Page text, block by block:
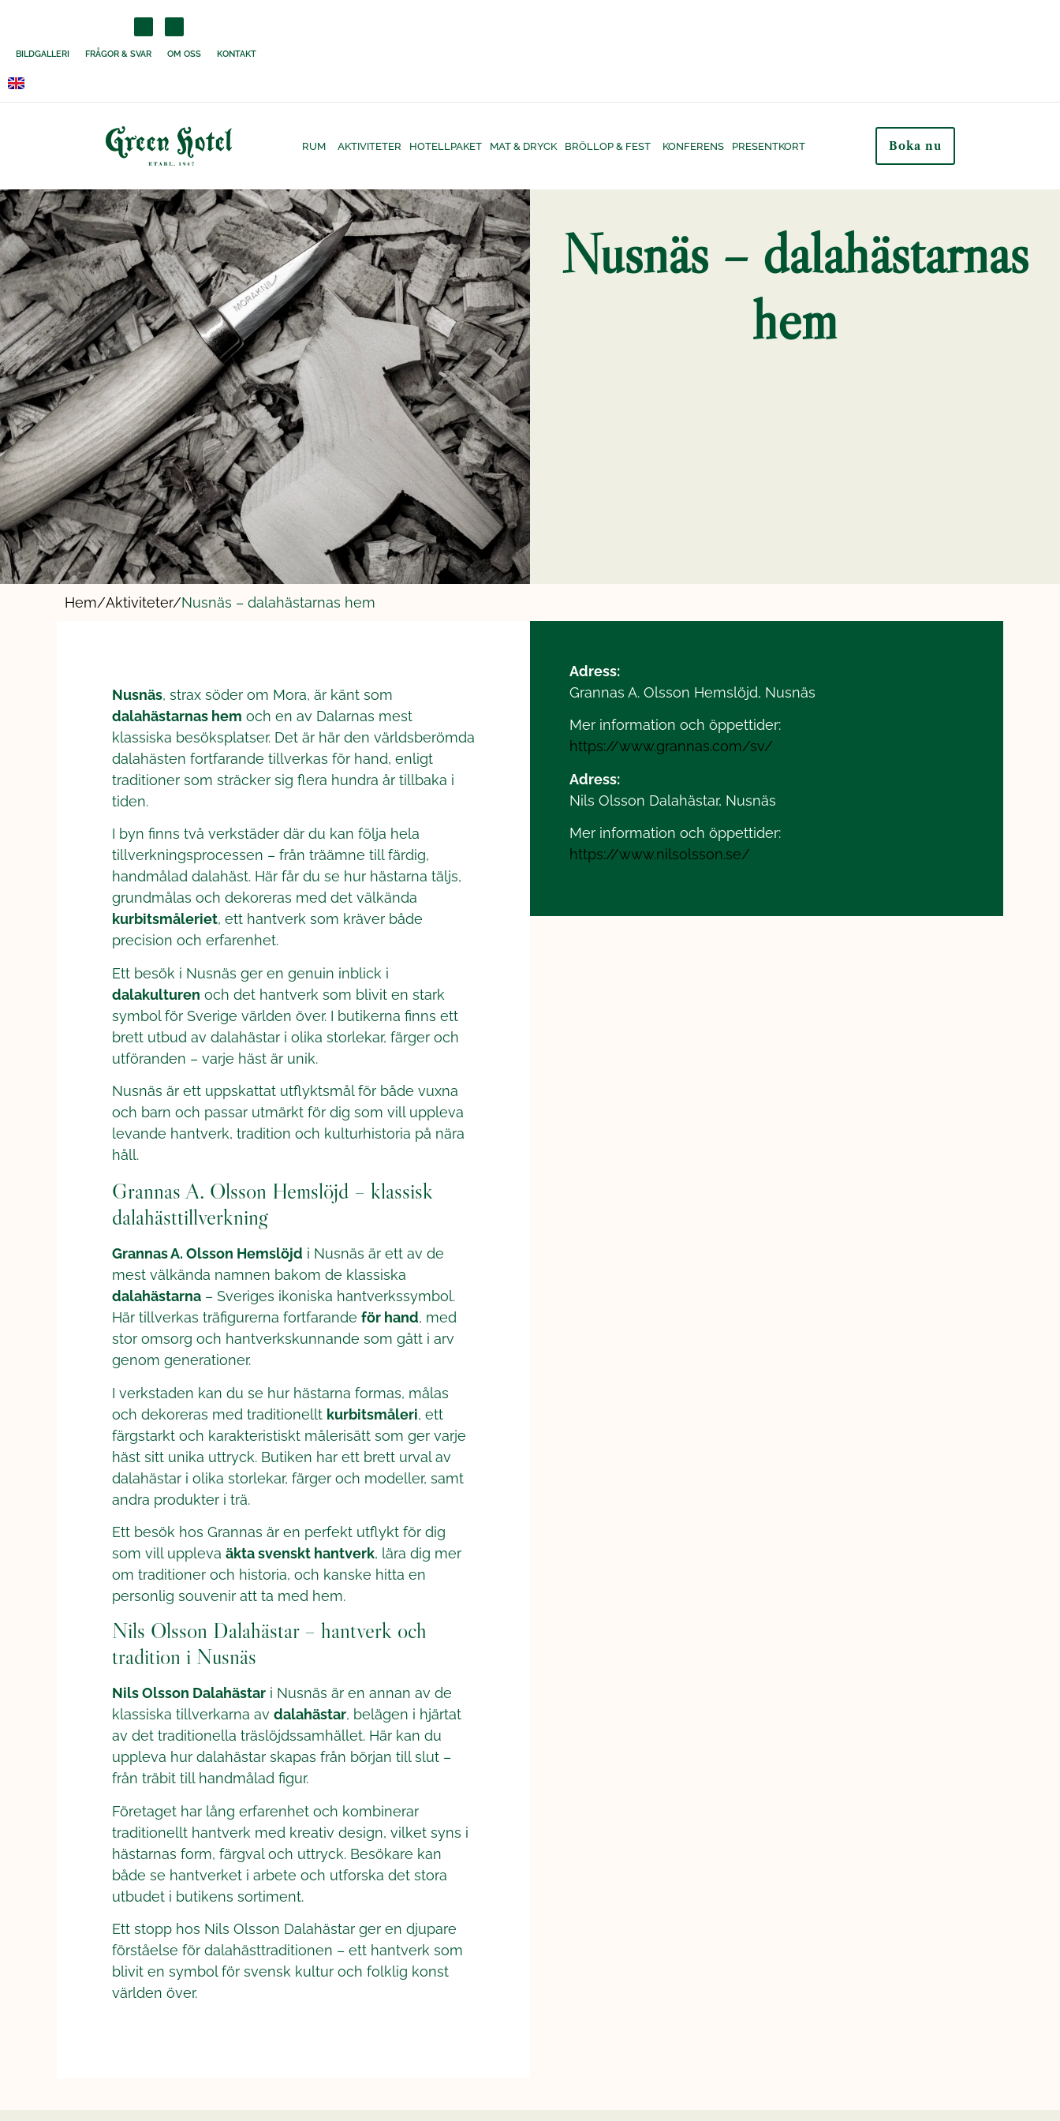
BILDGALLERI FRÅGOR & SVAR OM OSS KONTAKT
RUM AKTIVITETER HOTELLPAKET MAT & DRYCK BRÖLLOP & FEST KONFERENS PRESENTKORT Boka nu
Nusnäs – dalahästarnas
hem
Hem/Aktiviteter/Nusnäs – dalahästarnas hem
Nusnäs, strax söder om Mora, är känt som
dalahästarnas hem och en av Dalarnas mest
klassiska besöksplatser. Det är här den världsberömda
dalahästen fortfarande tillverkas för hand, enligt
traditioner som sträcker sig flera hundra år tillbaka i
tiden.
I byn finns två verkstäder där du kan följa hela
tillverkningsprocessen – från träämne till färdig,
handmålad dalahäst. Här får du se hur hästarna täljs,
grundmålas och dekoreras med det välkända
kurbitsmåleriet, ett hantverk som kräver både
precision och erfarenhet.
Ett besök i Nusnäs ger en genuin inblick i
dalakulturen och det hantverk som blivit en stark
symbol för Sverige världen över. I butikerna finns ett
brett utbud av dalahästar i olika storlekar, färger och
utföranden – varje häst är unik.
Nusnäs är ett uppskattat utflyktsmål för både vuxna
och barn och passar utmärkt för dig som vill uppleva
levande hantverk, tradition och kulturhistoria på nära
håll.
Grannas A. Olsson Hemslöjd – klassisk
dalahästtillverkning
Grannas A. Olsson Hemslöjd i Nusnäs är ett av de
mest välkända namnen bakom de klassiska
dalahästarna – Sveriges ikoniska hantverkssymbol.
Här tillverkas träfigurerna fortfarande för hand, med
stor omsorg och hantverkskunnande som gått i arv
genom generationer.
I verkstaden kan du se hur hästarna formas, målas
och dekoreras med traditionellt kurbitsmåleri, ett
färgstarkt och karakteristiskt målerisätt som ger varje
häst sitt unika uttryck. Butiken har ett brett urval av
dalahästar i olika storlekar, färger och modeller, samt
andra produkter i trä.
Ett besök hos Grannas är en perfekt utflykt för dig
som vill uppleva äkta svenskt hantverk, lära dig mer
om traditioner och historia, och kanske hitta en
personlig souvenir att ta med hem.
Nils Olsson Dalahästar – hantverk och
tradition i Nusnäs
Nils Olsson Dalahästar i Nusnäs är en annan av de
klassiska tillverkarna av dalahästar, belägen i hjärtat
av det traditionella träslöjdssamhället. Här kan du
uppleva hur dalahästar skapas från början till slut –
från träbit till handmålad figur.
Företaget har lång erfarenhet och kombinerar
traditionellt hantverk med kreativ design, vilket syns i
hästarnas form, färgval och uttryck. Besökare kan
både se hantverket i arbete och utforska det stora
utbudet i butikens sortiment.
Ett stopp hos Nils Olsson Dalahästar ger en djupare
förståelse för dalahästtraditionen – ett hantverk som
blivit en symbol för svensk kultur och folklig konst
världen över.
Adress:
Grannas A. Olsson Hemslöjd, Nusnäs
Mer information och öppettider:
https://www.grannas.com/sv/
Adress:
Nils Olsson Dalahästar, Nusnäs
Mer information och öppettider:
https://www.nilsolsson.se/